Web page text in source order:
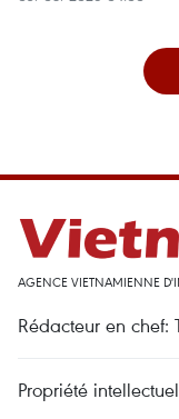
AGENCE VIETNAMIENNE
Rédacteur en chef:
Propriété